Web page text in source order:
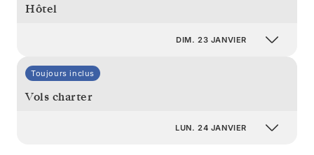
Hôtel
DIM. 23 JANVIER
Toujours inclus
Vols charter
LUN. 24 JANVIER